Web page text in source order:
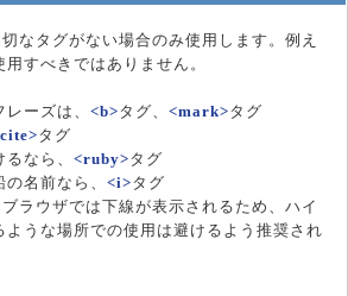
なタグがない場合のみ使用します。例え
すべきではありません。
レーズは、<b>タグ、<mark>タグ
タグ
るなら、<ruby>タグ
名前なら、<i>タグ
ラウザでは下線が表示されるため、ハイ
ような場所での使用は避けるよう推奨され